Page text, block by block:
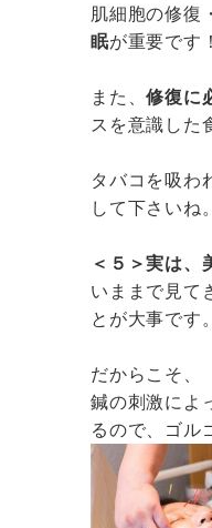
肌細胞の修復
眠が重要です！
また、修復に
スを意識した
タバコを吸わ
して下さいね。
＜５＞実は、
いままで見て
とが大事です。
だからこそ、
鍼の刺激によ
るので、ゴル